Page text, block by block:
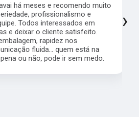
há meses e recomendo muito
profissionalismo e
Todos interessados em
e deixar o cliente satisfeito.
rapidez nos
fluida... quem está na
ou não, pode ir sem medo.
›